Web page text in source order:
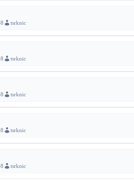
tsrknic
tsrknic
tsrknic
tsrknic
tsrknic